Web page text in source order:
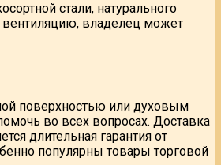
стали, натурального
владелец может
поверхностью или духовым
во всех вопросах. Доставка
длительная гарантия от
популярны товары торговой